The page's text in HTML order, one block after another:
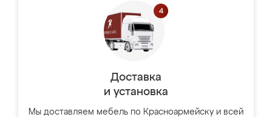
Доставка
и установка
Мы доставляем мебель по Красноармейску и всей